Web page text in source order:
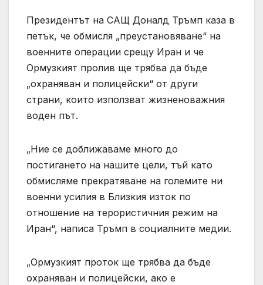
Президентът на САЩ Доналд Тръмп каза в
петък, че обмисля „преустановяване“ на
военните операции срещу Иран и че
Ормузкият пролив ще трябва да бъде
„охраняван и полицейски“ от други
страни, които използват жизненоважния
воден път.
„Ние се доближаваме много до
постигането на нашите цели, тъй като
обмисляме прекратяване на големите ни
военни усилия в Близкия изток по
отношение на терористичния режим на
Иран“, написа Тръмп в социалните медии.
„Ормузкият проток ще трябва да бъде
охраняван и полицейски, ако е